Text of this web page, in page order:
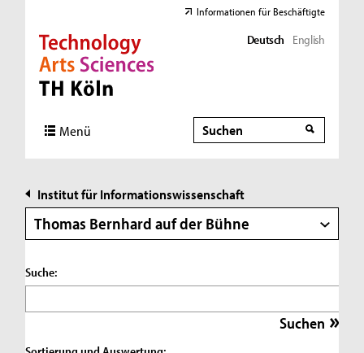
Direkt zur Hauptnavigation
Direkt zur Subnavigation
Direkt zum Inhalt
Direkt zum Fußbereich
Informationen für Beschäftigte
Deutsch English
Menü Suche
Suche
Institut für Informationswissenschaft
Thomas Bernhard auf der Bühne
Suche: